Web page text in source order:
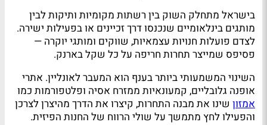
בישראל מתחלק השוק בין רשתות מקומיות ותיקות לבין
מותגים בינלאומיים שנכנסו דרך זכיינים או בפעילות ישירה.
לצדם פועלות חנויות עצמאיות, שווקים ומותגי יוקרה —
פסיפס שמייצר תחרות חריפה על כל שקל בארנק.
השינוי המשמעותי ביותר בענף הוא המעבר לאונליין. אתרי
אופנה גלובליים, קמעונאיות ממזרח אסיה ופלטפורמות כמו
אמזון שינו את מבנה התחרות, קיצרו את הדרך מהיצרן לצרכן
והפעילו לחץ מתמשך על שולי הרווח של החנות הפיזית.